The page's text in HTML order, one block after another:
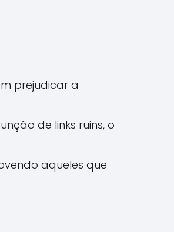
prejudicar a
de links ruins, o
aqueles que